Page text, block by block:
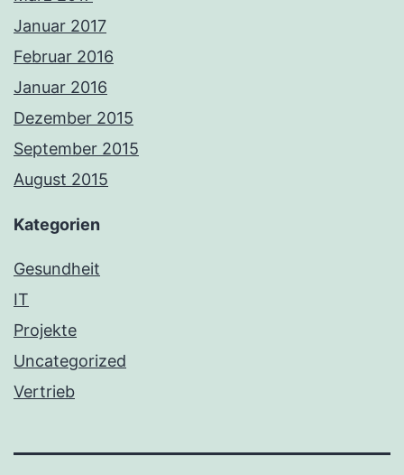
Januar 2017
Februar 2016
Januar 2016
Dezember 2015
September 2015
August 2015
Kategorien
Gesundheit
IT
Projekte
Uncategorized
Vertrieb